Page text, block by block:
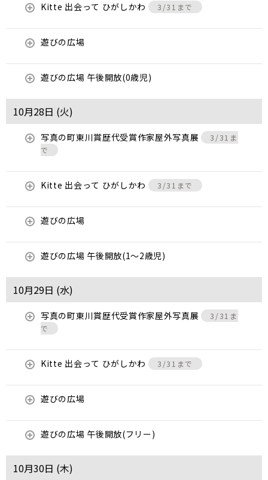
Kitte 出会って ひがしかわ 3/31まで
遊びの広場
遊びの広場 午後開放(0歳児)
10月28日 (火)
写真の町東川賞歴代受賞作家屋外写真展
3/31ま
で
Kitte 出会って ひがしかわ 3/31まで
遊びの広場
遊びの広場 午後開放(1～2歳児)
10月29日 (水)
写真の町東川賞歴代受賞作家屋外写真展
3/31ま
で
Kitte 出会って ひがしかわ 3/31まで
遊びの広場
遊びの広場 午後開放(フリー)
10月30日 (木)